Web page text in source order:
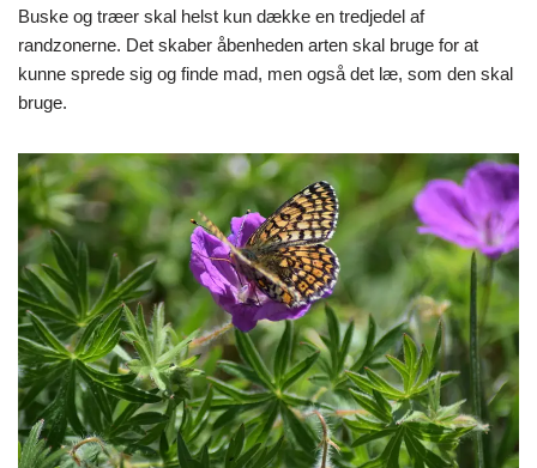
Buske og træer skal helst kun dække en tredjedel af
randzonerne. Det skaber åbenheden arten skal bruge for at
kunne sprede sig og finde mad, men også det læ, som den skal
bruge.